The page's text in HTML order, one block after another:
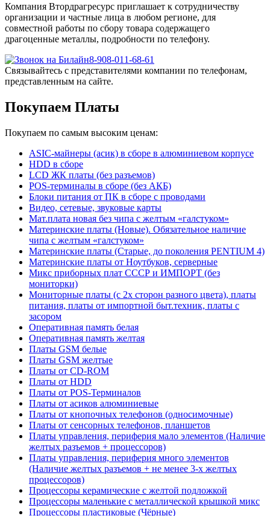
Компания Втордрагресурс приглашает к сотрудничеству
организации и частные лица в любом регионе, для
совместной работы по сбору товара содержащего
драгоценные металлы, подробности по телефону.
8-908-011-68-61
Связывайтесь с представителями компании по телефонам,
представленным на сайте.
Покупаем Платы
Покупаем по самым высоким ценам:
ASIC-майнеры (асик) в сборе в алюминиевом корпусе
HDD в сборе
LCD ЖК платы (без разъемов)
POS-терминалы в сборе (без АКБ)
Блоки питания от ПК в сборе с проводами
Видео, сетевые, звуковые карты
Мат.плата новая без чипа с желтым «галстуком»
Материнские платы (Новые). Обязательное наличие
чипа с желтым «галстуком»
Материнские платы (Старые, до поколения PENTIUM 4)
Материнские платы от Ноутбуков, серверные
Микс приборных плат СССР и ИМПОРТ (без
мониторки)
Мониторные платы (с 2х сторон разного цвета), платы
питания, платы от импортной быт.техник, платы с
засором
Оперативная память белая
Оперативная память желтая
Платы GSM белые
Платы GSM желтые
Платы от CD-ROM
Платы от HDD
Платы от POS-Терминалов
Платы от асиков алюминиевые
Платы от кнопочных телефонов (односимочные)
Платы от сенсорных телефонов, планшетов
Платы управления, периферия мало элементов (Наличие
желтых разъемов + процессоров)
Платы управления, периферия много элементов
(Наличие желтых разъемов + не менее 3-х желтых
процессоров)
Процессоры керамические с желтой подложкой
Процессоры маленькие с металлической крышкой микс
Процессоры пластиковые (Чёрные)